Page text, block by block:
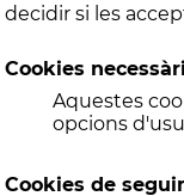
decidir si les
Cookies
Aquestes
opcions
Cookies de